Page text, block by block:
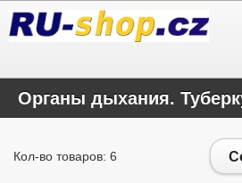
Органы дыхания.
Кол-во товаров: 6